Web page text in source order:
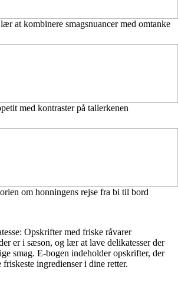
at kombinere smagsnuancer med omtanke
med kontraster på tallerkenen
om honningens rejse fra bi til bord
Opskrifter med friske råvarer
er i sæson, og lær at lave delikatesser der
smag. E-bogen indeholder opskrifter, der
ingredienser i dine retter.